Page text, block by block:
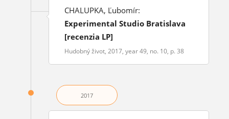
CHALUPKA, Ľubomír:
Experimental Studio Bratislava
[recenzia LP]
Hudobný život, 2017, year 49, no. 10, p. 38
2017